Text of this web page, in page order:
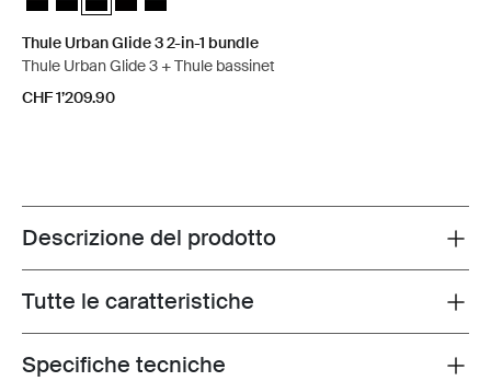
Thule Urban Glide 3 2-in-1 bundle
Thule Urban Glide 3 + Thule bassinet
CHF 1’209.90
Toggle overview
Descrizione del prodotto
Toggle features
Tutte le caratteristiche
Toggle techspec
Specifiche tecniche